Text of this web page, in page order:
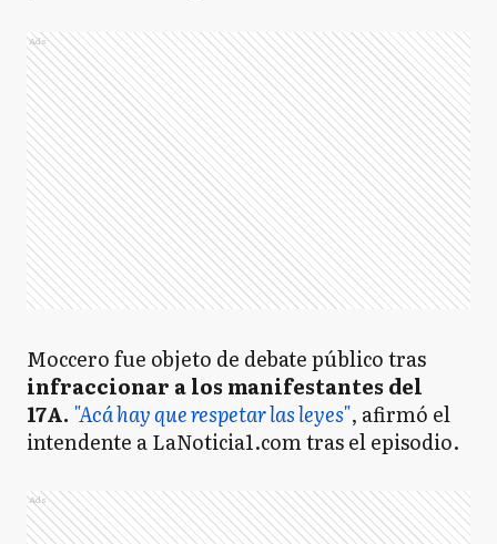
Ads
Moccero fue objeto de debate público tras
infraccionar a los manifestantes del
17A. "Acá hay que respetar las leyes", afirmó el
intendente a LaNoticia1.com tras el episodio.
Ads